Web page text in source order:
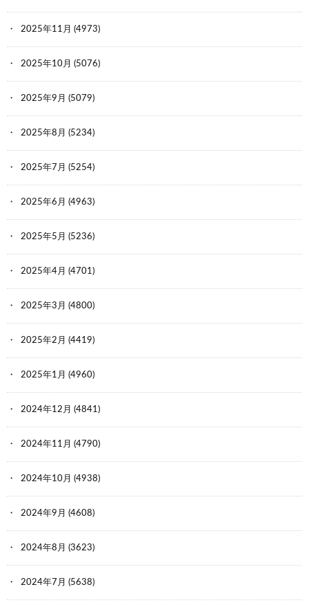
2025年11月 (4973)
2025年10月 (5076)
2025年9月 (5079)
2025年8月 (5234)
2025年7月 (5254)
2025年6月 (4963)
2025年5月 (5236)
2025年4月 (4701)
2025年3月 (4800)
2025年2月 (4419)
2025年1月 (4960)
2024年12月 (4841)
2024年11月 (4790)
2024年10月 (4938)
2024年9月 (4608)
2024年8月 (3623)
2024年7月 (5638)